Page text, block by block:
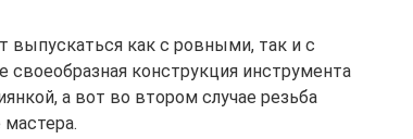
как с ровными, так и с
конструкция инструмента
а вот во втором случае резьба
мастера.